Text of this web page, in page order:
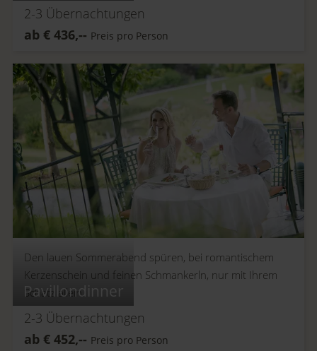
2-3 Übernachtungen
ab € 436,-- Preis pro Person
Pavillondinner
Den lauen Sommerabend spüren, bei romantischem
Kerzenschein und feinen Schmankerln, nur mit Ihrem
Schatz allein.
2-3 Übernachtungen
ab € 452,-- Preis pro Person